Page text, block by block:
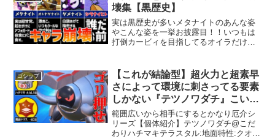
壊集【黒歴史】
実は黒歴史が多いメタナイトのあんな姿
やこんな姿を一挙お披露目！！いつもは
打倒カービィを目指してるオイラだけ
テモテの仮面ヤロウをコテンパンにつる
し上げるぞ！！！……別にバ...
ゴシップ
【これが結論型】超火力と超素早
さによって環境に刺さってる要素
しかない『テツノワダチ』こいつ
マジで強いわ。【ポケモンSV】
範囲広いから相手にするとかなり厄介シ
リーズ【個体紹介】テツノワダチ@こだ
わりハチマキテラスタル:地面特性:クオー